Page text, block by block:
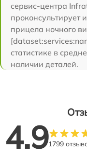
сервис-центра
проконсультирует
прицела ночного
статистике в
наличии деталей.
4.91799